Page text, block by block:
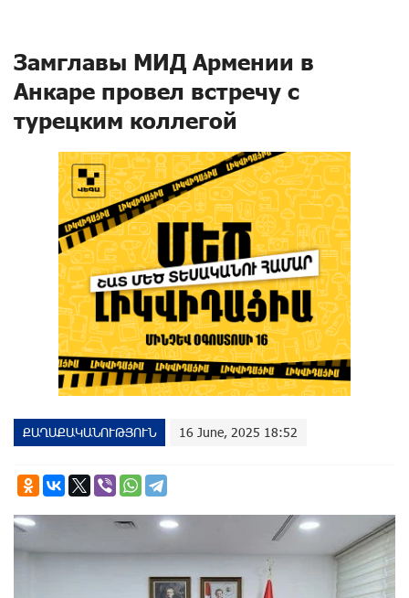
Замглавы МИД Армении в
Анкаре провел встречу с
турецким коллегой
ՔԱՂԱՔԱԿԱՆՈՒԹՅՈՒՆ 16 June, 2025 18:52